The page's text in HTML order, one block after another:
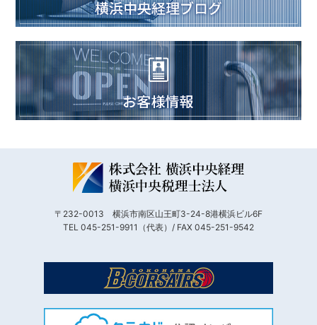
〒232-0013 横浜市南区山王町3-24-8港横浜ビル6F
TEL 045-251-9911（代表）/ FAX 045-251-9542